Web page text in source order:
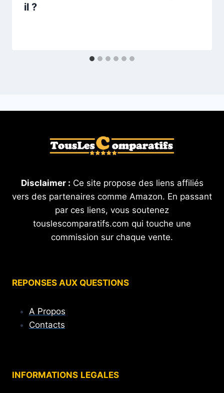
il ?
Disclaimer : Ce site propose des liens affiliés
vers des partenaires comme Amazon. En passant
par ces liens, vous soutenez
touslescomparatifs.com qui touche une
commission sur chaque vente.
REPONSES AUX QUESTIONS
A Propos
Contacts
INFORMATIONS LEGALES